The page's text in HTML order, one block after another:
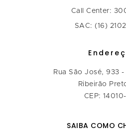
Call Center:
SAC: (16)
Rua São José, 933
Ribeirão
CEP:
SAIBA COMO